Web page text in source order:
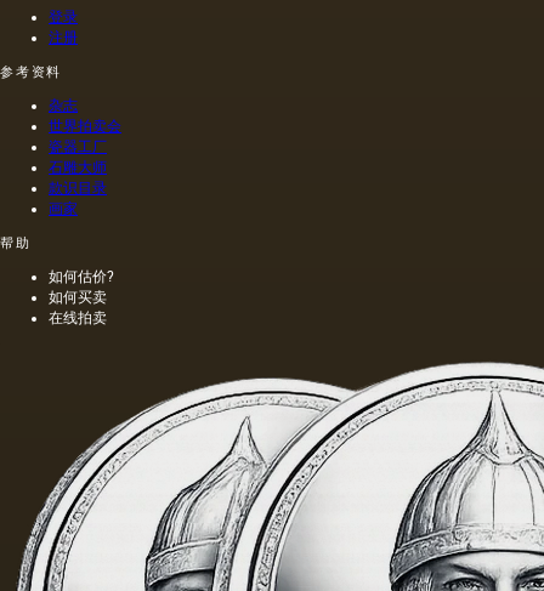
登录
注册
参考资料
杂志
世界拍卖会
瓷器工厂
石雕大师
款识目录
画家
帮助
如何估价?
如何买卖
在线拍卖